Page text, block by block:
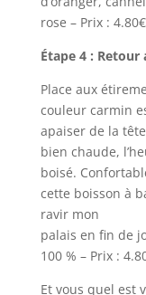
rose – Prix :
Étape 4 : Retour
Place aux
couleur carmin
apaiser de la
bien chaude,
boisé.
cette boisson à
ravir mon
palais en fin de
100 % – Prix :
Et vous quel est